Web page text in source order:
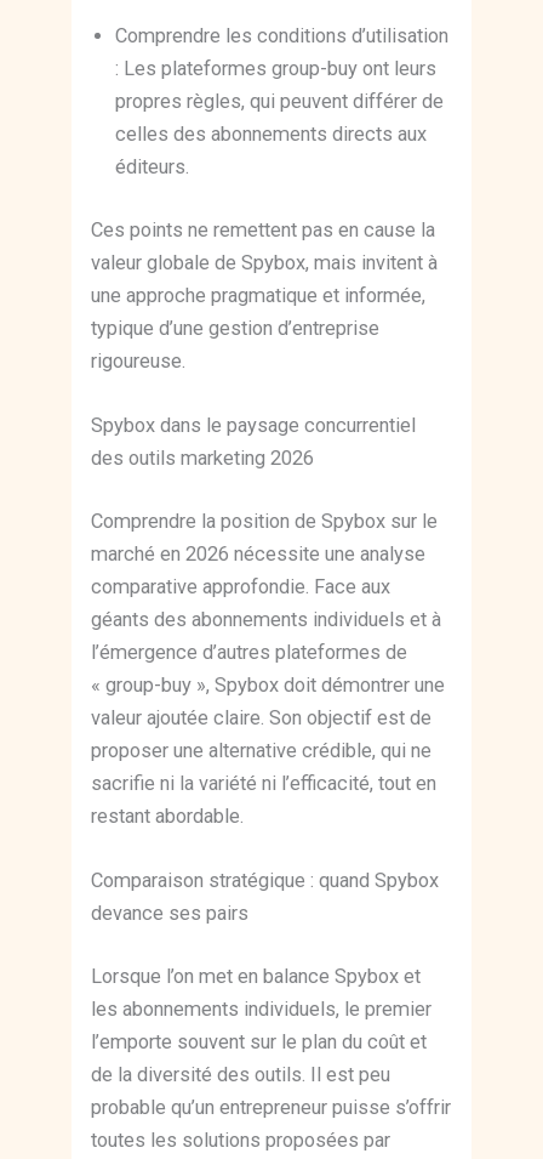
Comprendre les conditions d’utilisation
: Les plateformes group-buy ont leurs
propres règles, qui peuvent différer de
celles des abonnements directs aux
éditeurs.
Ces points ne remettent pas en cause la
valeur globale de Spybox, mais invitent à
une approche pragmatique et informée,
typique d’une gestion d’entreprise
rigoureuse.
Spybox dans le paysage concurrentiel
des outils marketing 2026
Comprendre la position de Spybox sur le
marché en 2026 nécessite une analyse
comparative approfondie. Face aux
géants des abonnements individuels et à
l’émergence d’autres plateformes de
« group-buy », Spybox doit démontrer une
valeur ajoutée claire. Son objectif est de
proposer une alternative crédible, qui ne
sacrifie ni la variété ni l’efficacité, tout en
restant abordable.
Comparaison stratégique : quand Spybox
devance ses pairs
Lorsque l’on met en balance Spybox et
les abonnements individuels, le premier
l’emporte souvent sur le plan du coût et
de la diversité des outils. Il est peu
probable qu’un entrepreneur puisse s’offrir
toutes les solutions proposées par